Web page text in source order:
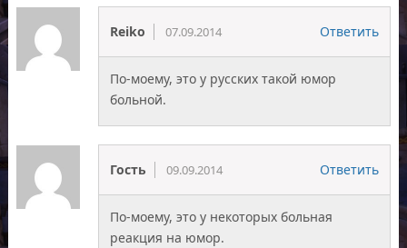
Reiko 07.09.2014 Ответить
По-моему, это у русских такой юмор
больной.
Гость 09.09.2014 Ответить
По-моему, это у некоторых больная
реакция на юмор.